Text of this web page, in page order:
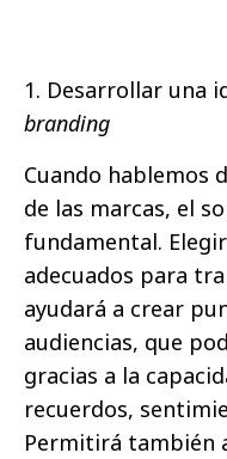
1. Desarrollar una
branding
Cuando hablemos
de las marcas, el
fundamental.
adecuados para
ayudará a crear
audiencias, que
gracias a la
recuerdos,
Permitirá también